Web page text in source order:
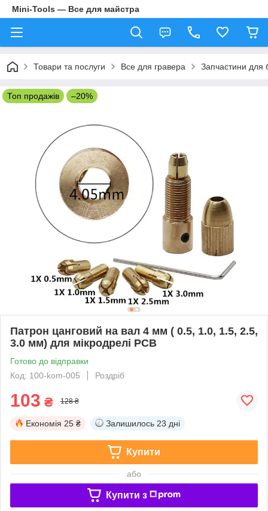
Mini-Tools — Все для майстра
Товари та послуги Все для гравера Запчастини для
Топ продажів –20%
Патрон цанговий на вал 4 мм ( 0.5, 1.0, 1.5, 2.5,
3.0 мм) для мікродрелі PCB
Готово до відправки
Код: 100-kom-005
Роздріб
103 ₴ 128 ₴
Економія 25 ₴ Залишилось 23 дні
Купити
або
Купити з